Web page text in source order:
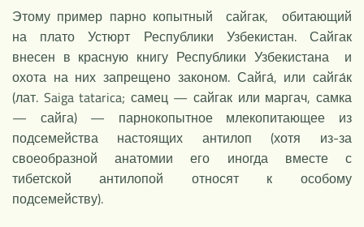
Этому пример парно копытный сайгак, обитающий
на плато Устюрт Республики Узбекистан. Сайгак
внесен в красную книгу Республики Узбекистана и
охота на них запрещено законом. Сайга́, или сайга́к
(лат. Saiga tatarica; самец — сайгак или маргач, самка
— сайга) — парнокопытное млекопитающее из
подсемейства настоящих антилоп (хотя из-за
своеобразной анатомии его иногда вместе с
тибетской антилопой относят к особому
подсемейству).